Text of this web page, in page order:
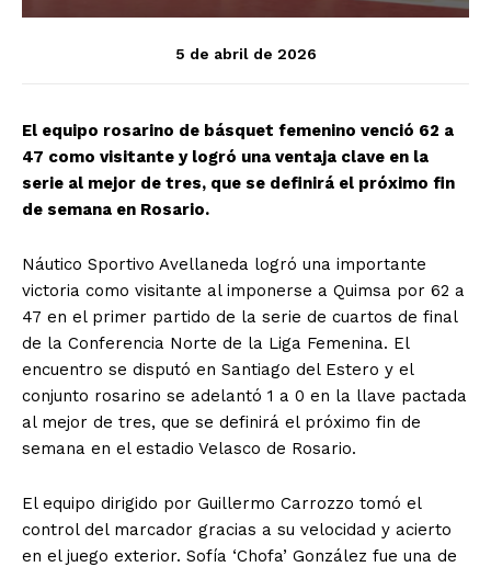
5 de abril de 2026
El equipo rosarino de básquet femenino venció 62 a
47 como visitante y logró una ventaja clave en la
serie al mejor de tres, que se definirá el próximo fin
de semana en Rosario.
Náutico Sportivo Avellaneda logró una importante
victoria como visitante al imponerse a Quimsa por 62 a
47 en el primer partido de la serie de cuartos de final
de la Conferencia Norte de la Liga Femenina. El
encuentro se disputó en Santiago del Estero y el
conjunto rosarino se adelantó 1 a 0 en la llave pactada
al mejor de tres, que se definirá el próximo fin de
semana en el estadio Velasco de Rosario.
El equipo dirigido por Guillermo Carrozzo tomó el
control del marcador gracias a su velocidad y acierto
en el juego exterior. Sofía ‘Chofa’ González fue una de